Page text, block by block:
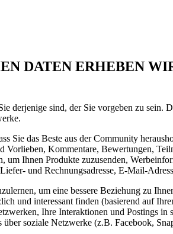
DATEN ERHEBEN
derjenige sind, der Sie vorgeben zu sein.
Sie das Beste aus der Community
Kommentare, Bewertungen,
Ihnen Produkte zuzusenden,
und Rechnungsadresse, E-Mail-
um eine bessere Beziehung zu
und interessant finden (basierend auf
Ihre Interaktionen und Postings
soziale Netzwerke (z.B. Facebook,